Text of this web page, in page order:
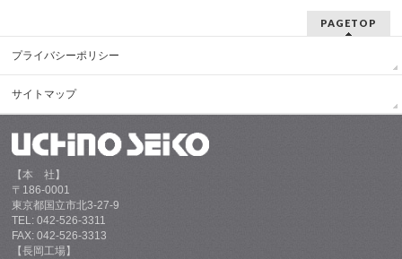
PAGETOP
プライバシーポリシー
サイトマップ
【本 社】
〒186-0001
東京都国立市北3-27-9
TEL: 042-526-3311
FAX: 042-526-3313
【長岡工場】